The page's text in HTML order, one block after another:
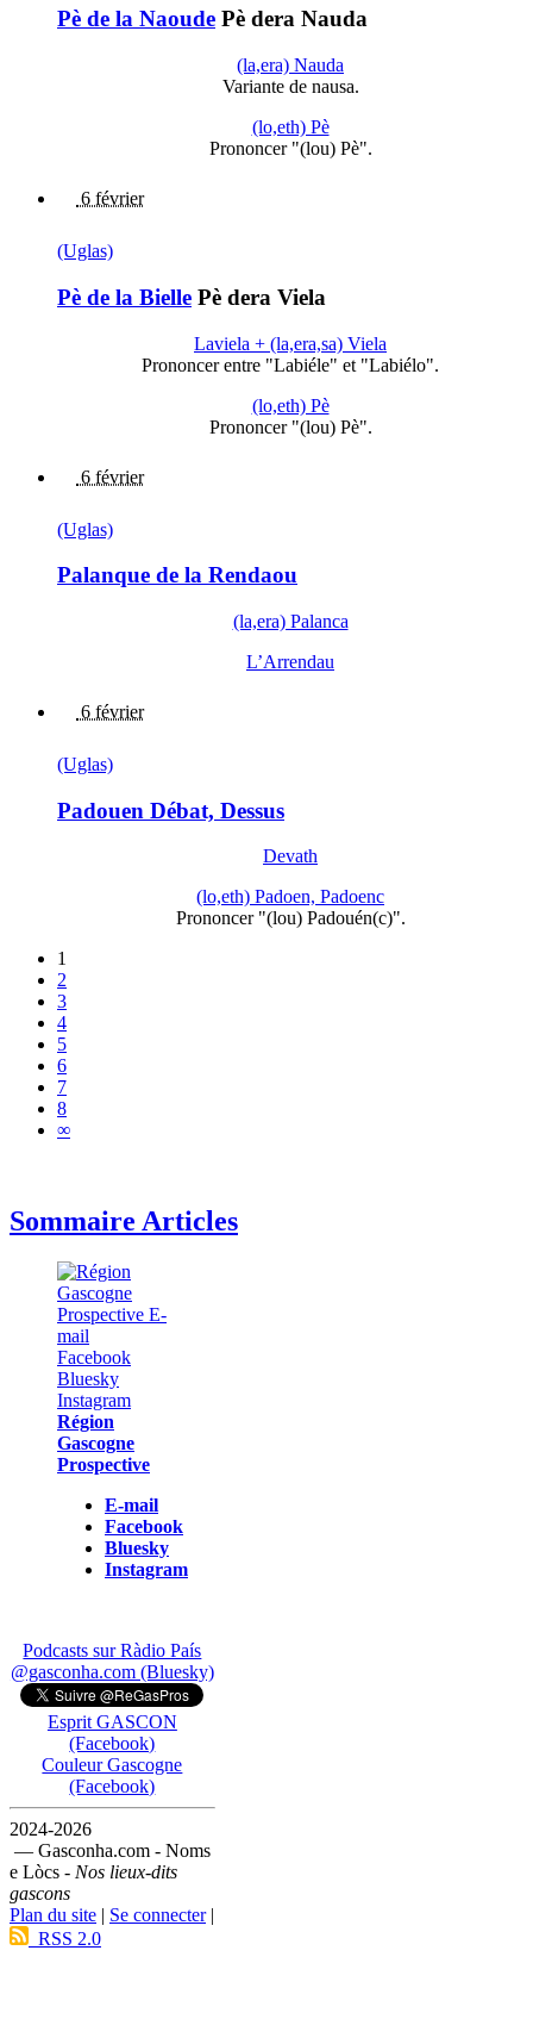
Pè de la Naoude Pè dera Nauda
(la,era) Nauda
Variante de nausa.
(lo,eth) Pè
Prononcer "(lou) Pè".
6 février
(Uglas)
Pè de la Bielle Pè dera Viela
Laviela + (la,era,sa) Viela
Prononcer entre "Labiéle" et "Labiélo".
(lo,eth) Pè
Prononcer "(lou) Pè".
6 février
(Uglas)
Palanque de la Rendaou
(la,era) Palanca
L’Arrendau
6 février
(Uglas)
Padouen Débat, Dessus
Devath
(lo,eth) Padoen, Padoenc
Prononcer "(lou) Padouén(c)".
1
2
3
4
5
6
7
8
∞
Sommaire Articles
Région
Gascogne
Prospective
E-mail
Facebook
Bluesky
Instagram
Podcasts sur Ràdio País
@gasconha.com (Bluesky)
Esprit GASCON
(Facebook)
Couleur Gascogne
(Facebook)
2024-2026
— Gasconha.com - Noms
e Lòcs - Nos lieux-dits
gascons
Plan du site | Se connecter|
RSS 2.0